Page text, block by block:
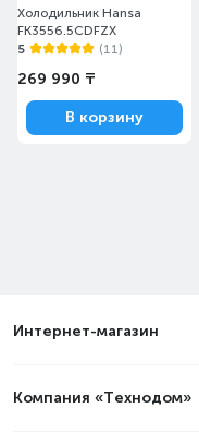
Холодильник Hansa
FK3556.5CDFZX
5
(11)
269 990 ₸
В корзину
Интернет-магазин
Компания «Технодом»